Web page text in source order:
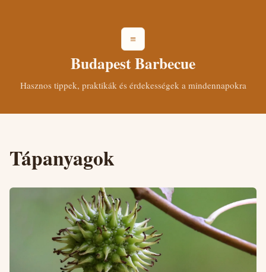
≡
Budapest Barbecue
Hasznos tippek, praktikák és érdekességek a mindennapokra
Tápanyagok